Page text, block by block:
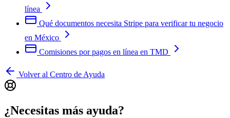
línea
Qué documentos necesita Stripe para verificar tu negocio
en México
Comisiones por pagos en línea en TMD
Volver al Centro de Ayuda
¿Necesitas más ayuda?